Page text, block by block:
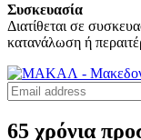
Συσκευασία
Διατίθεται σε
κατανάλωση ή
65 χρόνια